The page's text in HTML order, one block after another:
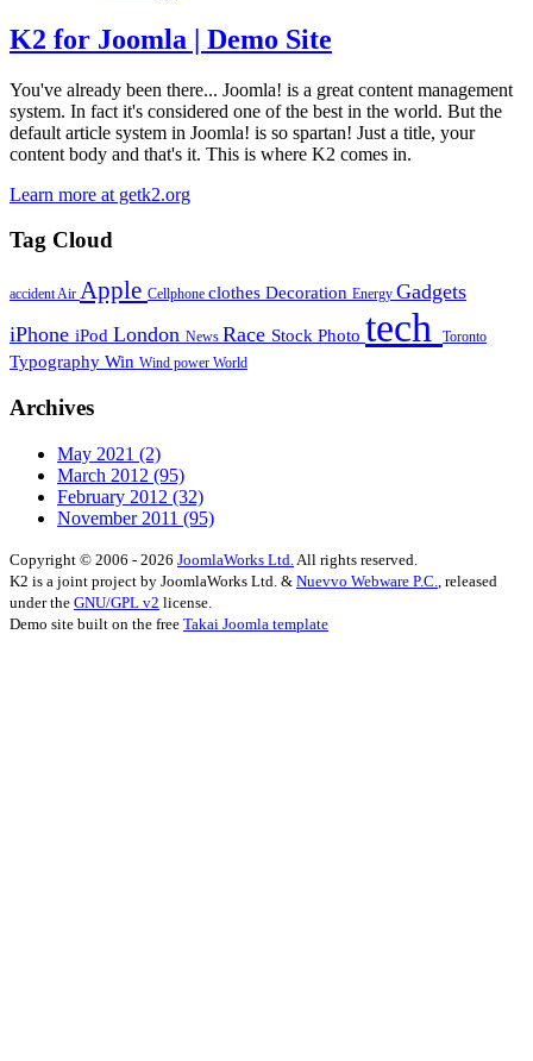
K2 for Joomla | Demo Site
You've already been there... Joomla! is a great content management
system. In fact it's considered one of the best in the world. But the
default article system in Joomla! is so spartan! Just a title, your
content body and that's it. This is where K2 comes in.
Learn more at getk2.org
Tag Cloud
accidentAir Apple Cellphone clothes Decoration Energy Gadgets
iPhone iPod London News Race Stock Photo tech Toronto
Typography Win Wind power World
Archives
May 2021 (2)
March 2012 (95)
February 2012 (32)
November 2011 (95)
Copyright © 2006 - 2026 JoomlaWorks Ltd. All rights reserved.
K2 is a joint project by JoomlaWorks Ltd. & Nuevvo Webware P.C.
, released
under the GNU/GPL v2 license.
Demo site built on the free Takai Joomla template